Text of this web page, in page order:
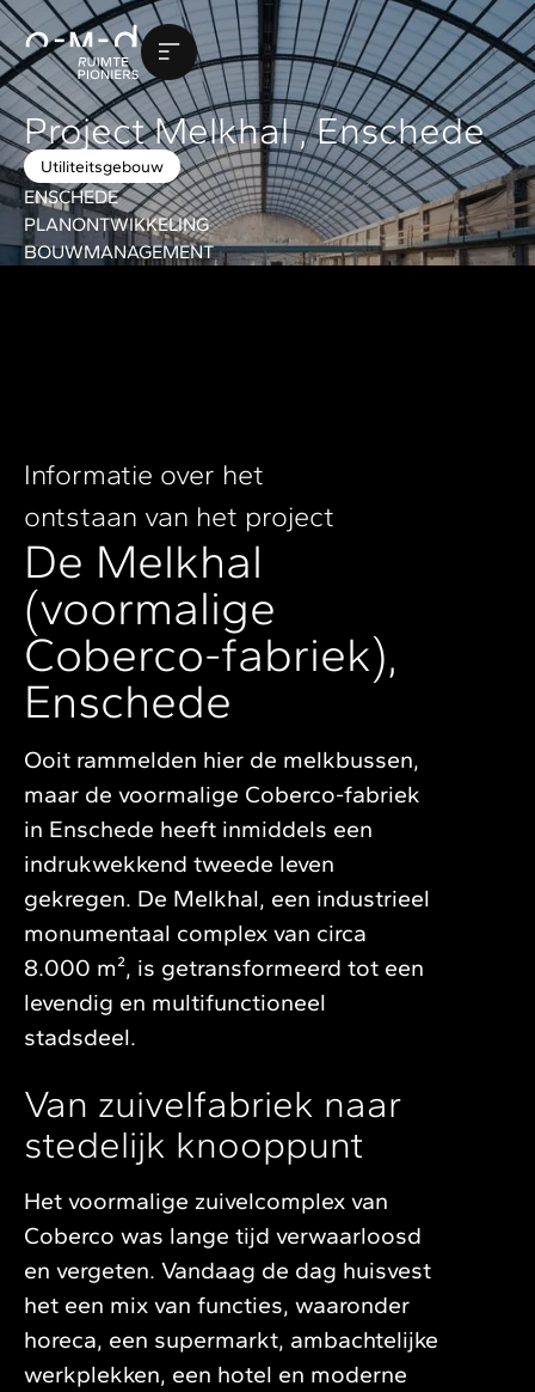
Utiliteitsgebouw
Project Melkhal , Enschede
ENSCHEDE
PLANONTWIKKELING
BOUWMANAGEMENT
Informatie over het
ontstaan van het project
De Melkhal
(voormalige
Coberco-fabriek),
Enschede
Ooit rammelden hier de melkbussen,
maar de voormalige Coberco-fabriek
in Enschede heeft inmiddels een
indrukwekkend tweede leven
gekregen. De Melkhal, een industrieel
monumentaal complex van circa
8.000 m², is getransformeerd tot een
levendig en multifunctioneel
stadsdeel.
Van zuivelfabriek naar
stedelijk knooppunt
Het voormalige zuivelcomplex van
Coberco was lange tijd verwaarloosd
en vergeten. Vandaag de dag huisvest
het een mix van functies, waaronder
horeca, een supermarkt, ambachtelijke
werkplekken, een hotel en moderne